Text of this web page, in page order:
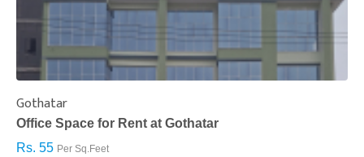
Gothatar
Office Space for Rent at Gothatar
Rs. 55 Per Sq.Feet